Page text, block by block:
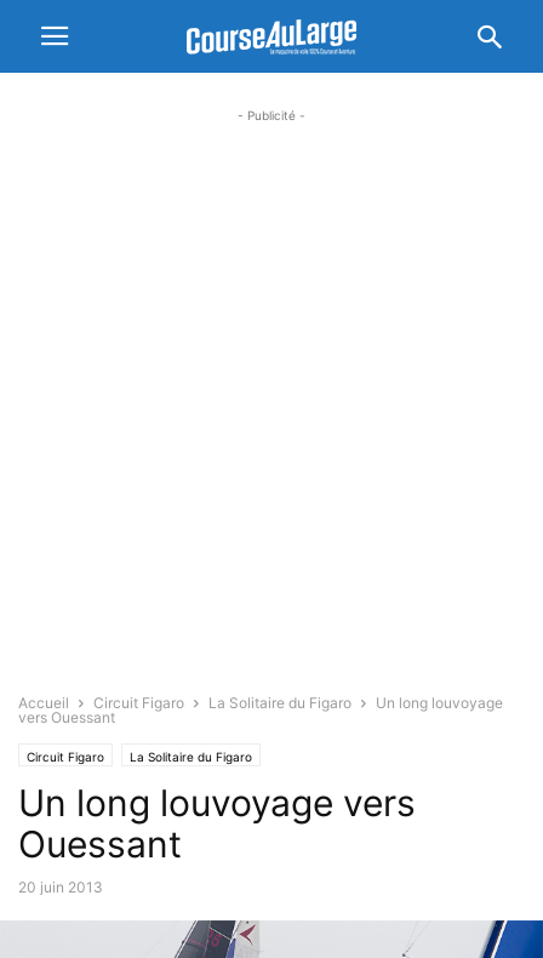
- Publicité -
Accueil Circuit Figaro La Solitaire du Figaro
Un long louvoyage
vers Ouessant
Circuit Figaro La Solitaire du Figaro
Un long louvoyage vers
Ouessant
20 juin 2013